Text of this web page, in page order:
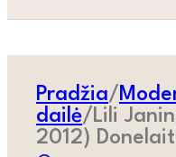
Pradžia/
dailė/ Lili
2012)